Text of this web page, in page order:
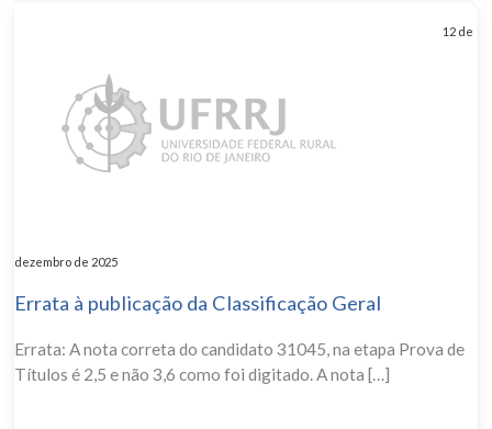
12 de
dezembro de 2025
Errata à publicação da Classificação Geral
Errata: A nota correta do candidato 31045, na etapa Prova de
Títulos é 2,5 e não 3,6 como foi digitado. A nota […]